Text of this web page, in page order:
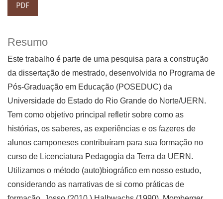
PDF
Resumo
Este trabalho é parte de uma pesquisa para a construção
da dissertação de mestrado, desenvolvida no Programa de
Pós-Graduação em Educação (POSEDUC) da
Universidade do Estado do Rio Grande do Norte/UERN.
Tem como objetivo principal refletir sobre como as
histórias, os saberes, as experiências e os fazeres de
alunos camponeses contribuíram para sua formação no
curso de Licenciatura Pedagogia da Terra da UERN.
Utilizamos o método (auto)biográfico em nosso estudo,
considerando as narrativas de si como práticas de